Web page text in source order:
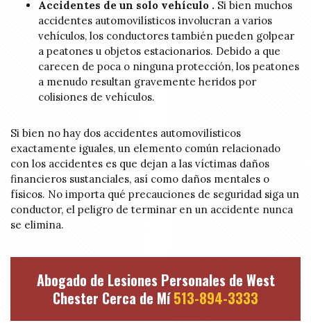
Accidentes de un solo vehículo . Si bien muchos
accidentes automovilísticos involucran a varios
vehículos, los conductores también pueden golpear
a peatones u objetos estacionarios. Debido a que
carecen de poca o ninguna protección, los peatones
a menudo resultan gravemente heridos por
colisiones de vehículos.
Si bien no hay dos accidentes automovilísticos
exactamente iguales, un elemento común relacionado
con los accidentes es que dejan a las víctimas daños
financieros sustanciales, así como daños mentales o
físicos. No importa qué precauciones de seguridad siga un
conductor, el peligro de terminar en un accidente nunca
se elimina.
Abogado de Lesiones Personales de West
Chester Cerca de Mí513-894-3333